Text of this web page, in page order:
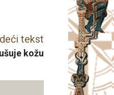
tekst
kožu